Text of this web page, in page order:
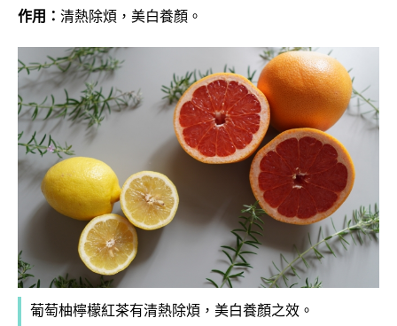
作用： 清熱除煩，美白養顏。
葡萄柚檸檬紅茶有清熱除煩，美白養顏之效。